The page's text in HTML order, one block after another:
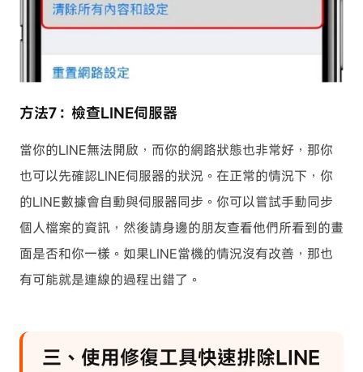
方法7：檢查LINE伺服器
當你的LINE無法開啟，而你的網路狀態也非常好，那你
也可以先確認LINE伺服器的狀況。在正常的情況下，你
的LINE數據會自動與伺服器同步。你可以嘗試手動同步
個人檔案的資訊，然後請身邊的朋友查看他們所看到的畫
面是否和你一樣。如果LINE當機的情況沒有改善，那也
有可能就是連線的過程出錯了。
三、使用修復工具快速排除LINE